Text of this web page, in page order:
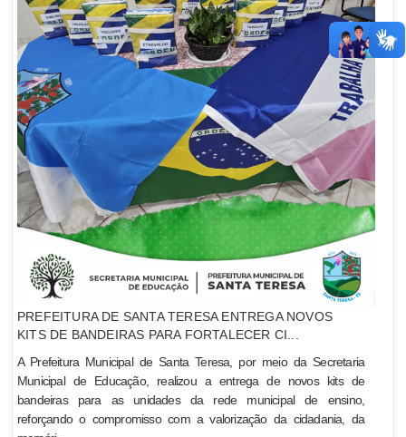
PREFEITURA DE SANTA TERESA ENTREGA NOVOS
KITS DE BANDEIRAS PARA FORTALECER CI...
A Prefeitura Municipal de Santa Teresa, por meio da Secretaria
Municipal de Educação, realizou a entrega de novos kits de
bandeiras para as unidades da rede municipal de ensino,
reforçando o compromisso com a valorização da cidadania, da